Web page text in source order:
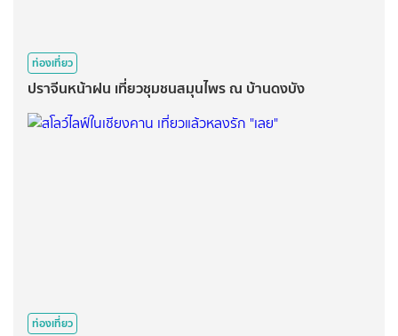
ท่องเที่ยว
ปราจีนหน้าฝน เที่ยวชุมชนสมุนไพร ณ บ้านดงบัง
ท่องเที่ยว